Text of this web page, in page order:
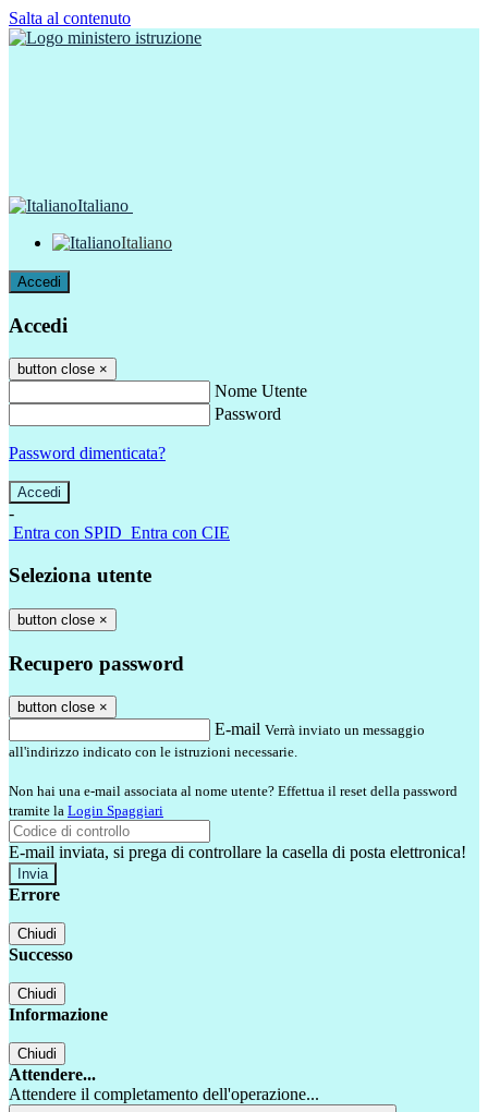
Salta al contenuto
Italiano
Italiano
Accedi
Accedi
button close ×
Nome Utente
Password
Password dimenticata?
-
Entra con SPID Entra con CIE
Seleziona utente
button close ×
Recupero password
button close ×
E-mail Verrà inviato un messaggio
all'indirizzo indicato con le istruzioni necessarie.
Non hai una e-mail associata al nome utente? Effettua il reset della password
tramite la Login Spaggiari
E-mail inviata, si prega di controllare la casella di posta elettronica!
Errore
Chiudi
Successo
Chiudi
Informazione
Chiudi
Attendere...
Attendere il completamento dell'operazione...